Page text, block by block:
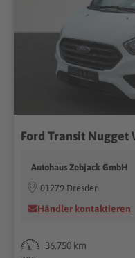
Autohaus Zobjack GmbH
01279 Dresden
Händler kontaktieren
36.750 km